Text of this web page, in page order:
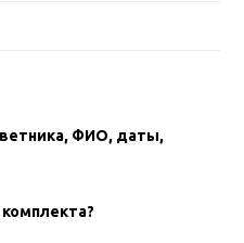
ФИО, даты,